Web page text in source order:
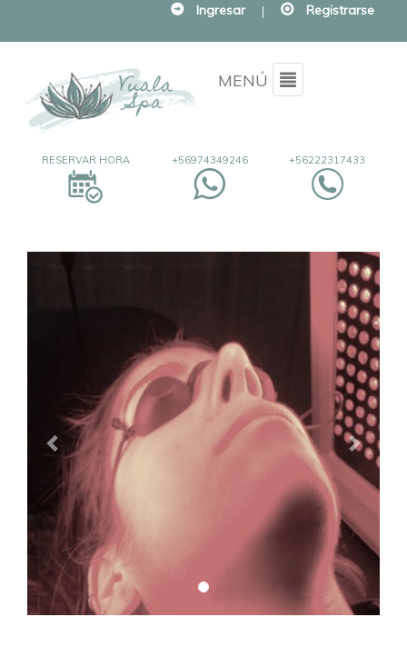
Ingresar | Registrarse
MENÚ Menu
+56222317433
+56974349246
RESERVAR HORA